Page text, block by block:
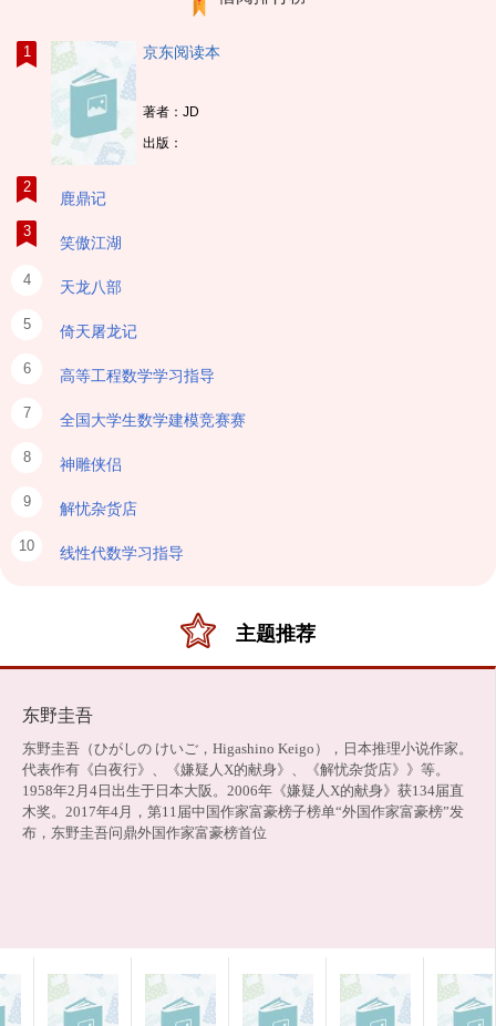
1 京东阅读本
著者：JD
出版：
2
鹿鼎记
3
笑傲江湖
4 天龙八部
5 倚天屠龙记
6 高等工程数学学习指导
7 全国大学生数学建模竞赛赛
8 神雕侠侣
9 解忧杂货店
10 线性代数学习指导
主题推荐
东野圭吾
东野圭吾（ひがしの けいご，Higashino Keigo），日本推理小说作家。
代表作有《白夜行》、《嫌疑人X的献身》、《解忧杂货店》》等。
1958年2月4日出生于日本大阪。2006年《嫌疑人X的献身》获134届直
木奖。2017年4月，第11届中国作家富豪榜子榜单“外国作家富豪榜”发
布，东野圭吾问鼎外国作家富豪榜首位